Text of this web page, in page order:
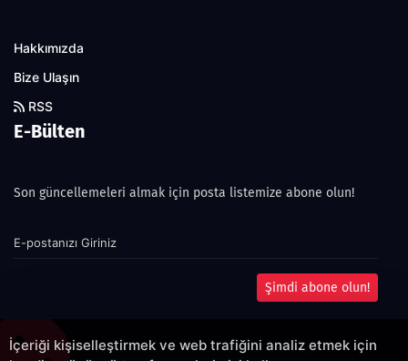
Hakkımızda
Bize Ulaşın
RSS
E-Bülten
Son güncellemeleri almak için posta listemize abone olun!
Şimdi abone olun!
İçeriği kişiselleştirmek ve web trafiğini analiz etmek için